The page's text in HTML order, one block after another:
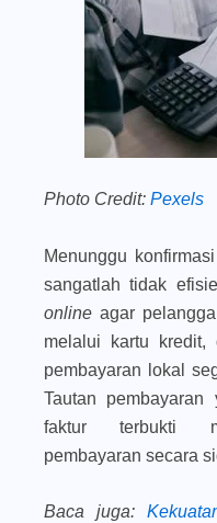
Photo Credit: Pexels
Menunggu
sangatlah tidak
online agar
melalui kartu kredit,
pembayaran lokal
Tautan
faktur terbukti
pembayaran secara
Baca juga: